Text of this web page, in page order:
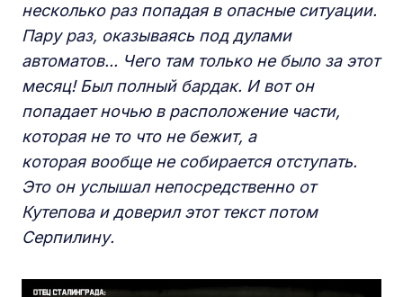
несколько раз попадая в опасные ситуации.
Пару раз, оказываясь под дулами
автоматов... Чего там только не было за этот
месяц! Был полный бардак. И вот он
попадает ночью в расположение части,
которая не то что не бежит, а
которая вообще не собирается отступать.
Это он услышал непосредственно от
Кутепова и доверил этот текст потом
Серпилину.